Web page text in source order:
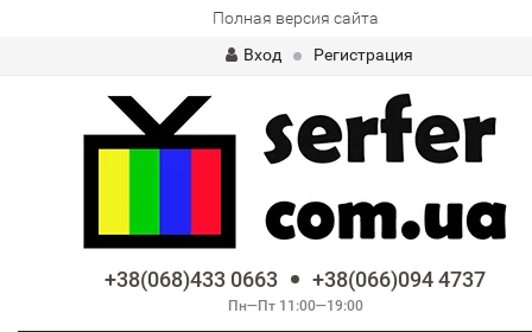
Полная версия сайта
Вход
Регистрация
+38(068)433 0663 +38(066)094 4737
Пн—Пт 11:00—19:00